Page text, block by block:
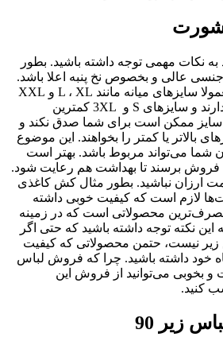
شورت
نکات مهمی توجه داشته باشید. بطور
عالی و بخصوص نخ پنبه اعلا باشد.
همینطور در سایزبندی معمولا سایزهای میانه مانند L ، XL و XXL
بیشترین درخواست‌ها را دارند و سایزهای S و 3XL کمترین
سایز ممکن است برای شما صدق نکند و
بالاتر یا کمتر را بخواهند. این موضوع
شما می‌تواند مربوط باشد. بهتر است
فروش برسند تا بهداشت هم رعایت شود.
ارزان نباشید. بطور مثال کش کاغذی
لازم است که کیفیت خوبی داشته
محصولاتی است که در زمینه
این نکته توجه داشته باشید که حتی اگر
نیست، حتمن محصولاتی که کیفیت
خود داشته باشید. چرا که فروش لباس
بخوبی می‌توانید از فروش این
کنید.
زیر 90